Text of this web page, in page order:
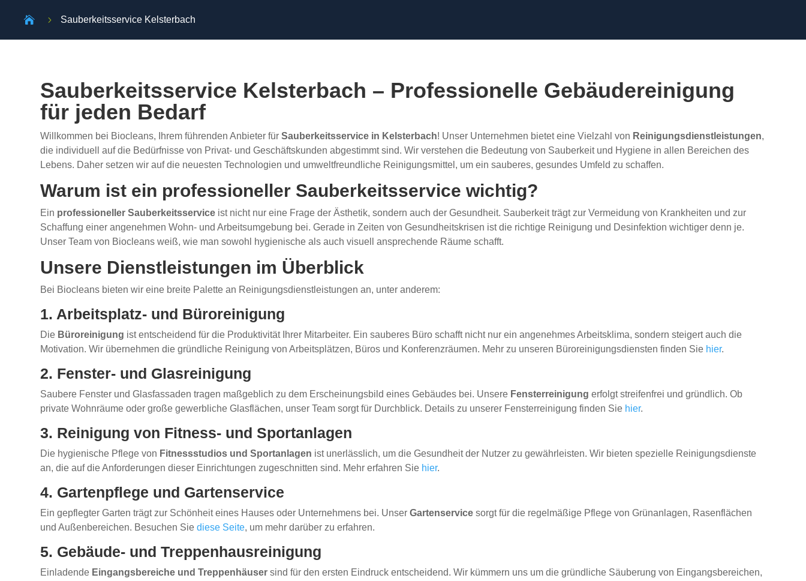
 5 Sauberkeitsservice Kelsterbach
Sauberkeitsservice Kelsterbach – Professionelle Gebäudereinigung
für jeden Bedarf
Willkommen bei Biocleans, Ihrem führenden Anbieter fürSauberkeitsservice in Kelsterbach! Unser Unternehmen bietet eine Vielzahl von Reinigungsdienstleistungen,
die individuell auf die Bedürfnisse von Privat- und Geschäftskunden abgestimmt sind. Wir verstehen die Bedeutung von Sauberkeit und Hygiene in allen Bereichen des
Lebens. Daher setzen wir auf die neuesten Technologien und umweltfreundliche Reinigungsmittel, um ein sauberes, gesundes Umfeld zu schaffen.
Warum ist ein professioneller Sauberkeitsservice wichtig?
Ein professioneller Sauberkeitsservice ist nicht nur eine Frage der Ästhetik, sondern auch der Gesundheit. Sauberkeit trägt zur Vermeidung von Krankheiten und zur
Schaffung einer angenehmen Wohn- und Arbeitsumgebung bei. Gerade in Zeiten von Gesundheitskrisen ist die richtige Reinigung und Desinfektion wichtiger denn je.
Unser Team von Biocleans weiß, wie man sowohl hygienische als auch visuell ansprechende Räume schafft.
Unsere Dienstleistungen im Überblick
Bei Biocleans bieten wir eine breite Palette an Reinigungsdienstleistungen an, unter anderem:
1. Arbeitsplatz- und Büroreinigung
Die Büroreinigung ist entscheidend für die Produktivität Ihrer Mitarbeiter. Ein sauberes Büro schafft nicht nur ein angenehmes Arbeitsklima, sondern steigert auch die
Motivation. Wir übernehmen die gründliche Reinigung von Arbeitsplätzen, Büros und Konferenzräumen. Mehr zu unseren Büroreinigungsdiensten finden Sie hier.
2. Fenster- und Glasreinigung
Saubere Fenster und Glasfassaden tragen maßgeblich zu dem Erscheinungsbild eines Gebäudes bei. Unsere Fensterreinigung erfolgt streifenfrei und gründlich. Ob
private Wohnräume oder große gewerbliche Glasflächen, unser Team sorgt für Durchblick. Details zu unserer Fensterreinigung finden Sie hier.
3. Reinigung von Fitness- und Sportanlagen
Die hygienische Pflege von Fitnessstudios und Sportanlagen ist unerlässlich, um die Gesundheit der Nutzer zu gewährleisten. Wir bieten spezielle Reinigungsdienste
an, die auf die Anforderungen dieser Einrichtungen zugeschnitten sind. Mehr erfahren Sie hier.
4. Gartenpflege und Gartenservice
Ein gepflegter Garten trägt zur Schönheit eines Hauses oder Unternehmens bei. UnserGartenservice sorgt für die regelmäßige Pflege von Grünanlagen, Rasenflächen
und Außenbereichen. Besuchen Siediese Seite, um mehr darüber zu erfahren.
5. Gebäude- und Treppenhausreinigung
Einladende Eingangsbereiche und Treppenhäuser sind für den ersten Eindruck entscheidend. Wir kümmern uns um die gründliche Säuberung von Eingangsbereichen,